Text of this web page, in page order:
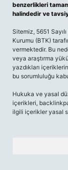
benzerlikleri
halindedir ve
Sitemiz, 5651
Kurumu (BTK)
vermektedir. Bu
veya araştırma
yazdıkları
bu sorumluluğu
Hukuka ve yasal
içerikleri,
ilgili içerikler yasal